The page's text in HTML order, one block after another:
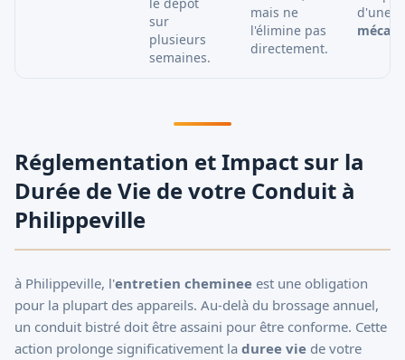
sur
plusieurs
semaines.
mais ne
l'élimine pas
directement.
d'une
Réglementation et Impact sur la
Durée de Vie de votre Conduit à
Philippeville
à Philippeville, l'entretien cheminee est une obligation
pour la plupart des appareils. Au-delà du brossage annuel,
un conduit bistré doit être assaini pour être conforme. Cette
action prolonge significativement la duree vie de votre